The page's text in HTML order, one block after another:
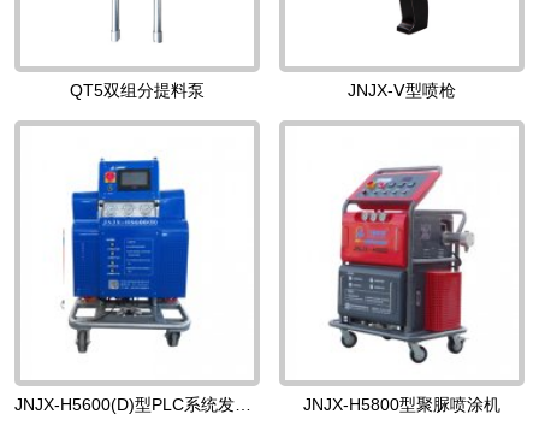
QT5双组分提料泵 JNJX-Ⅴ型喷枪
JNJX-H5800型聚脲喷涂机